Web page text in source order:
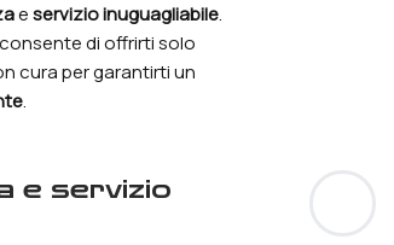
eservizio inuguagliabile.
di offrirti solo
cura per garantirti un
.